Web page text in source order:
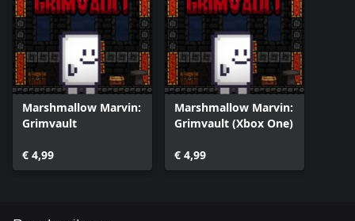
Marshmallow Marvin:
Grimvault
€ 4,99
Marshmallow Marvin:
Grimvault (Xbox One)
€ 4,99